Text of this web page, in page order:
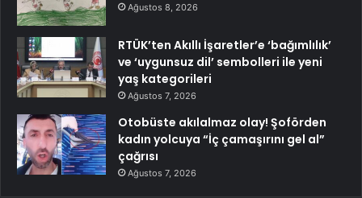
Ağustos 8, 2026
RTÜK’ten Akıllı İşaretler’e ‘bağımlılık’
ve ‘uygunsuz dil’ sembolleri ile yeni
yaş kategorileri
Ağustos 7, 2026
Otobüste akılalmaz olay! Şoförden
kadın yolcuya “İç çamaşırını gel al”
çağrısı
Ağustos 7, 2026